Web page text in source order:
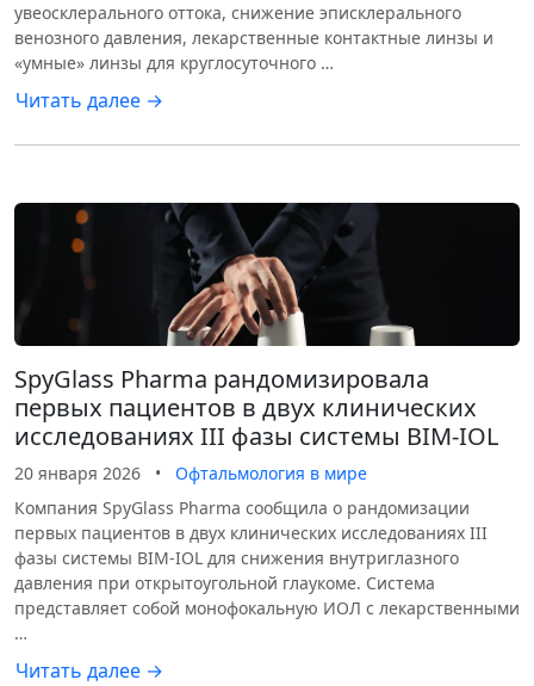
увеосклерального оттока, снижение эписклерального
венозного давления, лекарственные контактные линзы и
«умные» линзы для круглосуточного …
Читать далее →
SpyGlass Pharma рандомизировала
первых пациентов в двух клинических
исследованиях III фазы системы BIM-IOL
20 января 2026 •
Офтальмология в мире
Компания SpyGlass Pharma сообщила о рандомизации
первых пациентов в двух клинических исследованиях III
фазы системы BIM-IOL для снижения внутриглазного
давления при открытоугольной глаукоме. Система
представляет собой монофокальную ИОЛ с лекарственными
…
Читать далее →